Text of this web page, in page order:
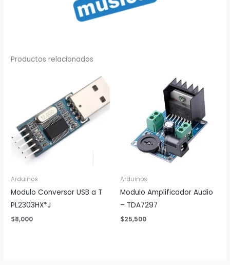
Productos relacionados
Arduinos
Modulo Conversor USB a T
PL2303HX*J
$8,000
Arduinos
Modulo Amplificador Audio
– TDA7297
$25,500